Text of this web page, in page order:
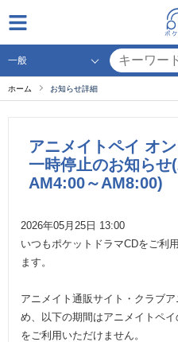
ホーム お知らせ詳細
アニメイトペイ オ
一時停止のお知らせ
AM4:00～AM8:00)
2026年05月25日 13:00
いつもポケットドラマCDをご利
ます。
アニメイト通販サイト・クラブ
め、以下の期間はアニメイトペ
をご利用いただけません。